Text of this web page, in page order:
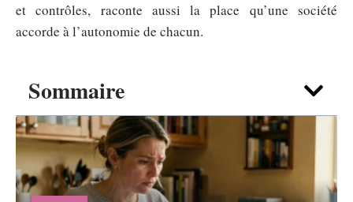
Sommaire
et contrôles, raconte aussi la place qu’une société
accorde à l’autonomie de chacun.